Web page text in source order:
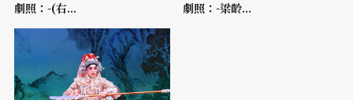
劇照：-(右...
劇照：-梁齡...